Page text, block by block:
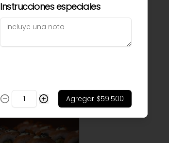
Instrucciones especiales
Agregar $59.500